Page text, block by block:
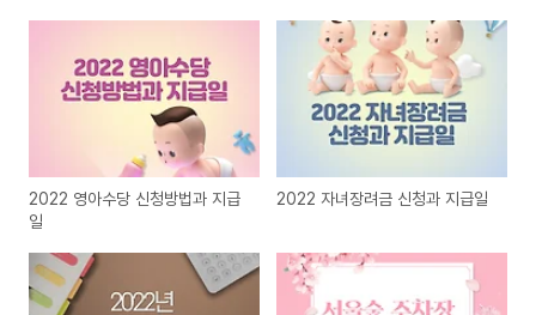
2022 영아수당 신청방법과 지급
일
2022 자녀장려금 신청과 지급일